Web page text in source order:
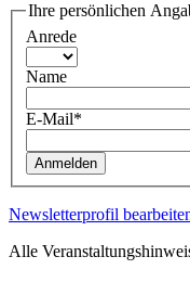
Ihre persönlichen
Anrede
Name
E-Mail*
Anmelden
Newsletterprofil
Alle